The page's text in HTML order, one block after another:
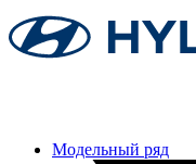
Модельный ряд